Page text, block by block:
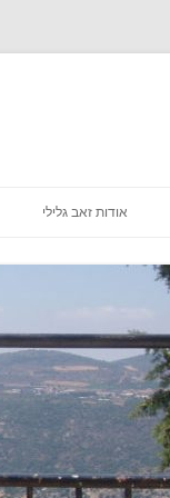
אודות זאב גלילי